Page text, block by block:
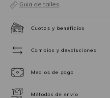
Guia de talles
Cuotas y beneficios
Cambios y devoluciones
Medios de pago
Métodos de envío